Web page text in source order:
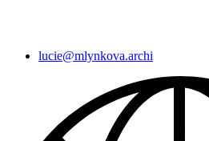
lucie@mlynkova.archi